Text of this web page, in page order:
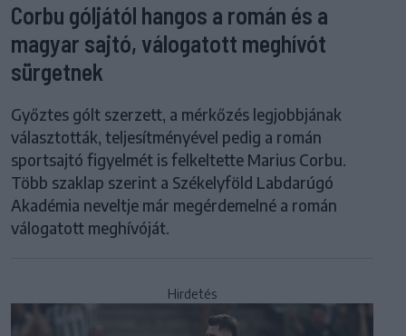
Corbu góljától hangos a román és a
magyar sajtó, válogatott meghívót
sürgetnek
Győztes gólt szerzett, a mérkőzés legjobbjának
választották, teljesítményével pedig a román
sportsajtó figyelmét is felkeltette Marius Corbu.
Több szaklap szerint a Székelyföld Labdarúgó
Akadémia neveltje már megérdemelné a román
válogatott meghívóját.
Hirdetés